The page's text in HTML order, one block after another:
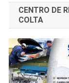
CENTRO DE
COLTA